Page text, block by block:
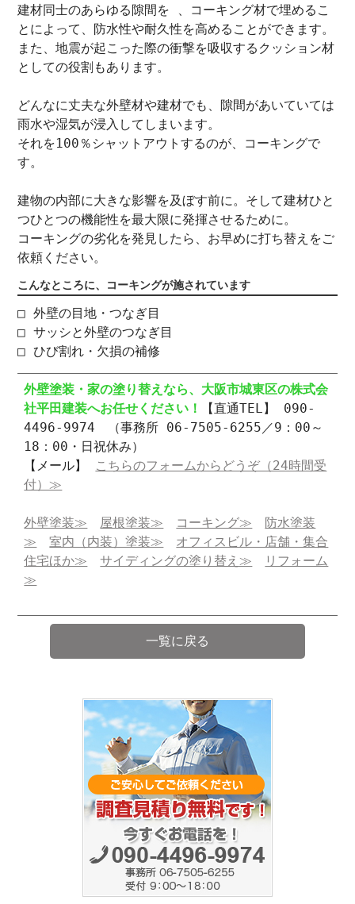
建材同士のあらゆる隙間を 、コーキング材で埋めるこ
とによって、防水性や耐久性を高めることができます。
また、地震が起こった際の衝撃を吸収するクッション材
としての役割もあります。
どんなに丈夫な外壁材や建材でも、隙間があいていては
雨水や湿気が浸入してしまいます。
それを100％シャットアウトするのが、コーキングで
す。
建物の内部に大きな影響を及ぼす前に。そして建材ひと
つひとつの機能性を最大限に発揮させるために。
コーキングの劣化を発見したら、お早めに打ち替えをご
依頼ください。
こんなところに、コーキングが施されています
□ 外壁の目地・つなぎ目
□ サッシと外壁のつなぎ目
□ ひび割れ・欠損の補修
外壁塗装・家の塗り替えなら、大阪市城東区の株式会
社平田建装へお任せください！
【直通TEL】 090-
4496-9974 （事務所 06-7505-6255／9：00～
18：00・日祝休み）
【メール】 こちらのフォームからどうぞ（24時間受
付）≫
外壁塗装≫ 屋根塗装≫ コーキング≫
防水塗装
≫
室内（内装）塗装≫
オフィスビル・店舗・集合
住宅ほか≫
サイディングの塗り替え≫
リフォーム
≫
一覧に戻る